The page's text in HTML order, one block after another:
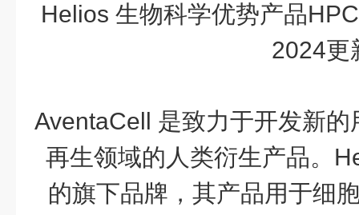
Helios 生物科学优势产品
2024更
AventaCell 是致力于开发新
再生领域的人类衍生产品。
的旗下品牌，其产品用于细